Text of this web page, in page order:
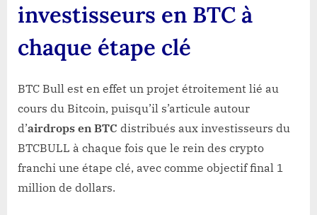
investisseurs en BTC à
chaque étape clé
BTC Bull est en effet un projet étroitement lié au
cours du Bitcoin, puisqu’il s’articule autour
d’airdrops en BTC distribués aux investisseurs du
BTCBULL à chaque fois que le rein des crypto
franchi une étape clé, avec comme objectif final 1
million de dollars.